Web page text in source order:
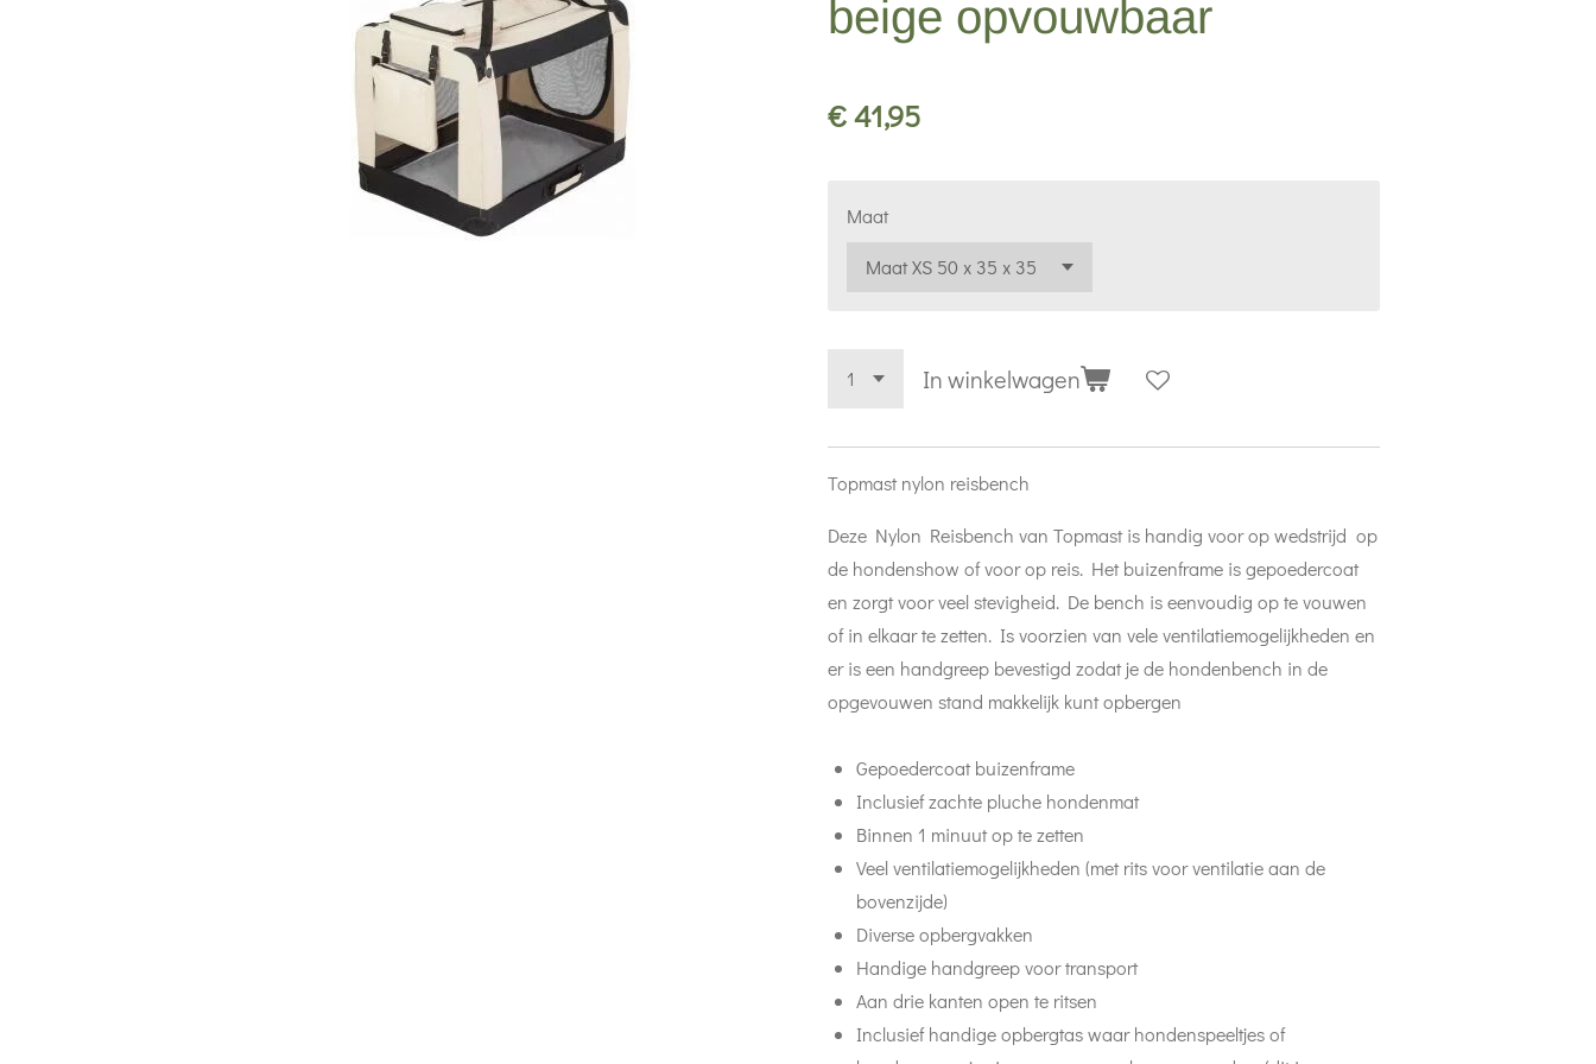
beige opvouwbaar
€ 41,95
Maat
In winkelwagen
Topmast nylon reisbench
Deze Nylon Reisbench van Topmast is handig voor op wedstrijd op
de hondenshow of voor op reis. Het buizenframe is gepoedercoat
en zorgt voor veel stevigheid. De bench is eenvoudig op te vouwen
of in elkaar te zetten. Is voorzien van vele ventilatiemogelijkheden en
er is een handgreep bevestigd zodat je de hondenbench in de
opgevouwen stand makkelijk kunt opbergen
Gepoedercoat buizenframe
Inclusief zachte pluche hondenmat
Binnen 1 minuut op te zetten
Veel ventilatiemogelijkheden (met rits voor ventilatie aan de
bovenzijde)
Diverse opbergvakken
Handige handgreep voor transport
Aan drie kanten open te ritsen
Inclusief handige opbergtas waar hondenspeeltjes of